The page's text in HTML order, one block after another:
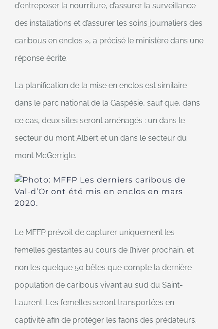
d’entreposer la nourriture, d’assurer la surveillance
des installations et d’assurer les soins journaliers des
caribous en enclos », a précisé le ministère dans une
réponse écrite.
La planification de la mise en enclos est similaire
dans le parc national de la Gaspésie, sauf que, dans
ce cas, deux sites seront aménagés : un dans le
secteur du mont Albert et un dans le secteur du
mont McGerrigle.
Photo: MFFP Les derniers caribous de
Val-d’Or ont été mis en enclos en mars
2020.
Le MFFP prévoit de capturer uniquement les
femelles gestantes au cours de l’hiver prochain, et
non les quelque 50 bêtes que compte la dernière
population de caribous vivant au sud du Saint-
Laurent. Les femelles seront transportées en
captivité afin de protéger les faons des prédateurs.